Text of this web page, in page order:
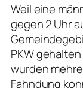
Weil eine
gegen 2 Uhr
PKW
wurden
Fahndung